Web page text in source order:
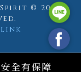
Spirit © 2026.
全有保障